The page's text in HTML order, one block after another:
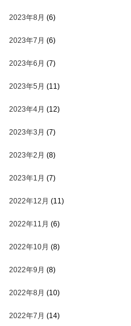
2023年8月 (6)
2023年7月 (6)
2023年6月 (7)
2023年5月 (11)
2023年4月 (12)
2023年3月 (7)
2023年2月 (8)
2023年1月 (7)
2022年12月 (11)
2022年11月 (6)
2022年10月 (8)
2022年9月 (8)
2022年8月 (10)
2022年7月 (14)